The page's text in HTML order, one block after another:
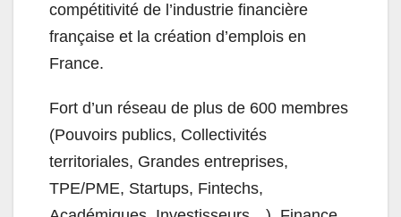
compétitivité de l’industrie financière
française et la création d’emplois en
France.
Fort d’un réseau de plus de 600 membres
(Pouvoirs publics, Collectivités
territoriales, Grandes entreprises,
TPE/PME, Startups, Fintechs,